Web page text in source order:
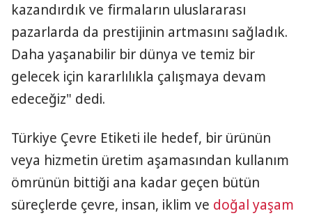
kazandırdık ve firmaların uluslararası
pazarlarda da prestijinin artmasını sağladık.
Daha yaşanabilir bir dünya ve temiz bir
gelecek için kararlılıkla çalışmaya devam
edeceğiz" dedi.
Türkiye Çevre Etiketi ile hedef, bir ürünün
veya hizmetin üretim aşamasından kullanım
ömrünün bittiği ana kadar geçen bütün
süreçlerde çevre, insan, iklim ve doğal yaşam